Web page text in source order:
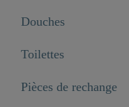
Douches
Toilettes
Pièces de rechange